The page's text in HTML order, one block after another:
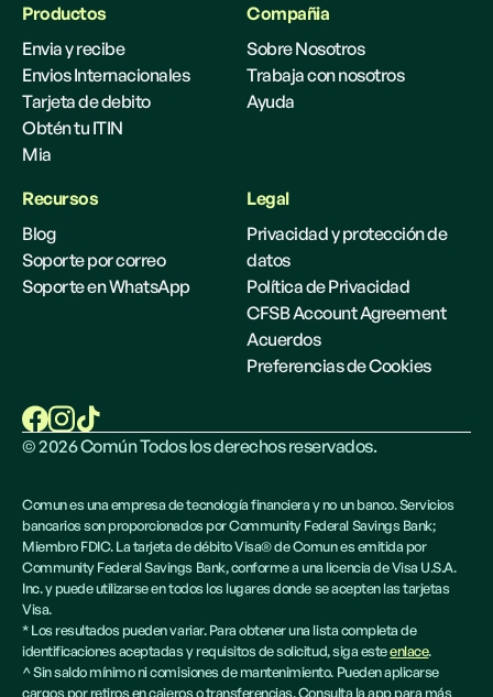
Productos
Envia y recibe
Envios Internacionales
Tarjeta de debito
Obtén tu ITIN
Mia
Compañia
Sobre Nosotros
Trabaja con nosotros
Ayuda
Recursos
Blog
Soporte por correo
Soporte en WhatsApp
Legal
Privacidad y protección de
datos
Política de Privacidad
CFSB Account Agreement
Acuerdos
Preferencias de Cookies
©2026Común Todos los derechos reservados.
Comun es una empresa de tecnología financiera y no un banco. Servicios
bancarios son proporcionados por Community Federal Savings Bank;
Miembro FDIC. La tarjeta de débito Visa® de Comun es emitida por
Community Federal Savings Bank, conforme a una licencia de Visa U.S.A.
Inc. y puede utilizarse en todos los lugares donde se acepten las tarjetas
Visa.
* Los resultados pueden variar. Para obtener una lista completa de
identificaciones aceptadas y requisitos de solicitud, siga esteenlace.
^ Sin saldo mínimo ni comisiones de mantenimiento. Pueden aplicarse
cargos por retiros en cajeros o transferencias. Consulta la app para más